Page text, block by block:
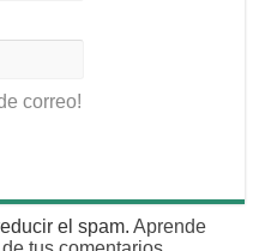
correo!
el spam.Aprende